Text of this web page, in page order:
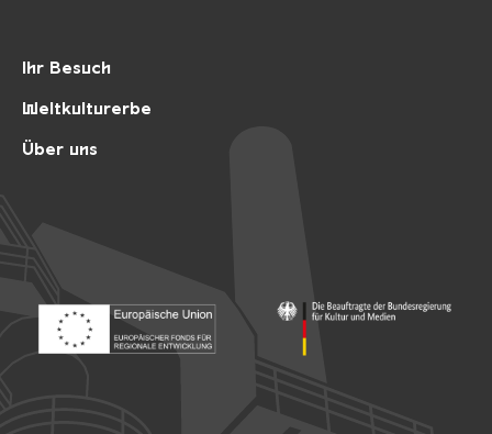
Ihr Besuch
Weltkulturerbe
Über uns